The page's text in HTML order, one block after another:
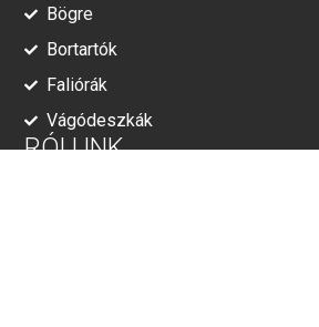
Bögre
Bortartók
Faliórák
Vágódeszkák
RÓLUNK